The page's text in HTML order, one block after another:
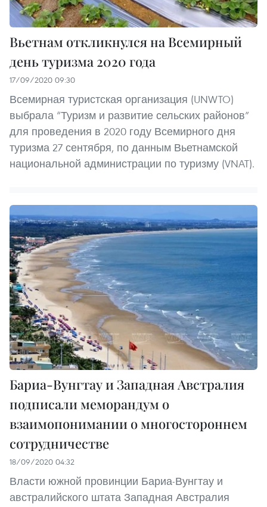
Вьетнам откликнулся на Всемирный
день туризма 2020 года
17/09/2020 09:30
Всемирная туристская организация (UNWTO)
выбрала “Туризм и развитие сельских районов”
для проведения в 2020 году Всемирного дня
туризма 27 сентября, по данным Вьетнамской
национальной администрации по туризму (VNAT).
Бариа-Вунгтау и Западная Австралия
подписали меморандум о
взаимопонимании о многостороннем
сотрудничестве
18/09/2020 04:32
Власти южной провинции Бариа-Вунгтау и
австралийского штата Западная Австралия